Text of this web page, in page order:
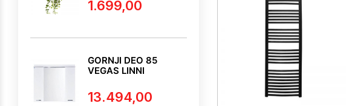
1.699,00
GORNJI DEO 85
VEGAS LINNI
13.494,00